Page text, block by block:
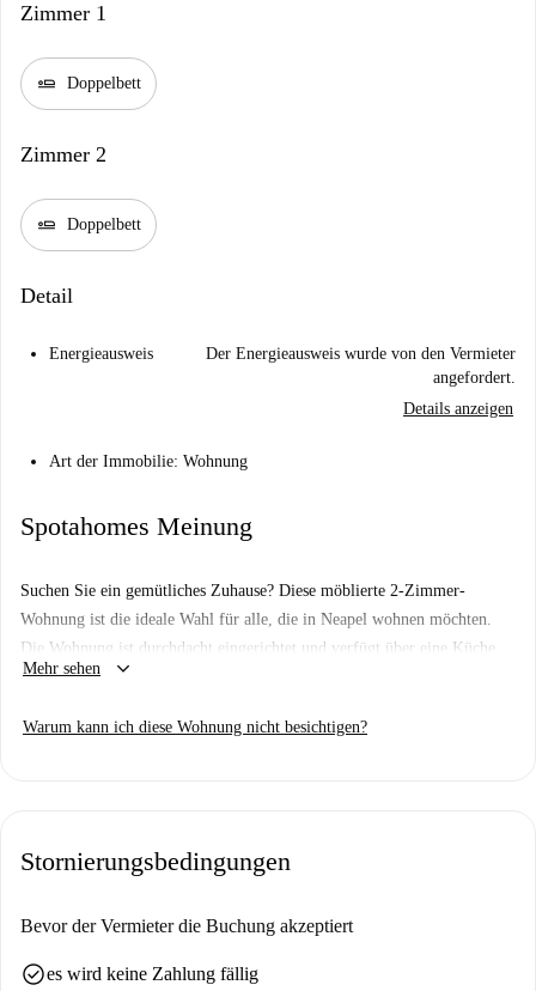
Zimmer 1
airline_seat_flat Doppelbett
Zimmer 2
airline_seat_flat Doppelbett
Detail
Energieausweis
Der Energieausweis wurde von den Vermieter
angefordert.
Details anzeigen
Art der Immobilie: Wohnung
Spotahomes Meinung
Suchen Sie ein gemütliches Zuhause? Diese möblierte 2-Zimmer-
Wohnung ist die ideale Wahl für alle, die in Neapel wohnen möchten.
Die Wohnung ist durchdacht eingerichtet und verfügt über eine Küche,
die für Ihre kulinarischen Abenteuer bereitsteht. Bitte beachten Sie, dass
Rechnungen an den Vermieter zu zahlen sind. Obwohl Spotahome sie
Mehr sehen keyboard_arrow_down
Warum kann ich diese Wohnung nicht besichtigen?
Stornierungsbedingungen
Bevor der Vermieter die Buchung akzeptiert
check_circlees wird keine Zahlung fällig